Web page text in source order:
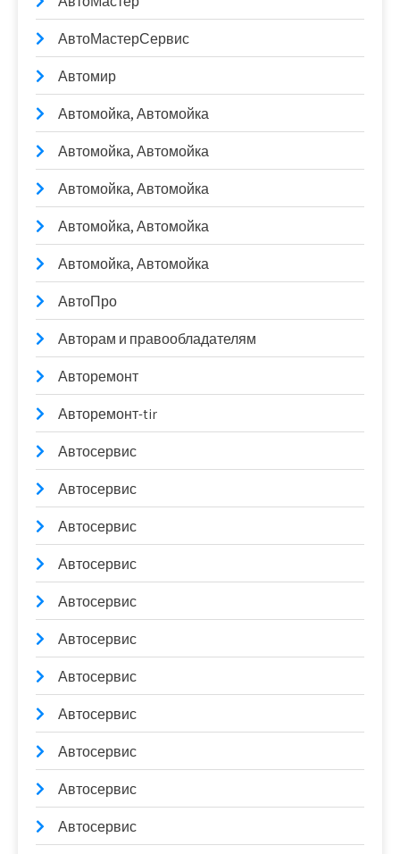
АвтоМастерСервис
Автомир
Автомойка, Автомойка
Автомойка, Автомойка
Автомойка, Автомойка
Автомойка, Автомойка
Автомойка, Автомойка
АвтоПро
Авторам и правообладателям
Авторемонт
Авторемонт-tir
Автосервис
Автосервис
Автосервис
Автосервис
Автосервис
Автосервис
Автосервис
Автосервис
Автосервис
Автосервис
Автосервис